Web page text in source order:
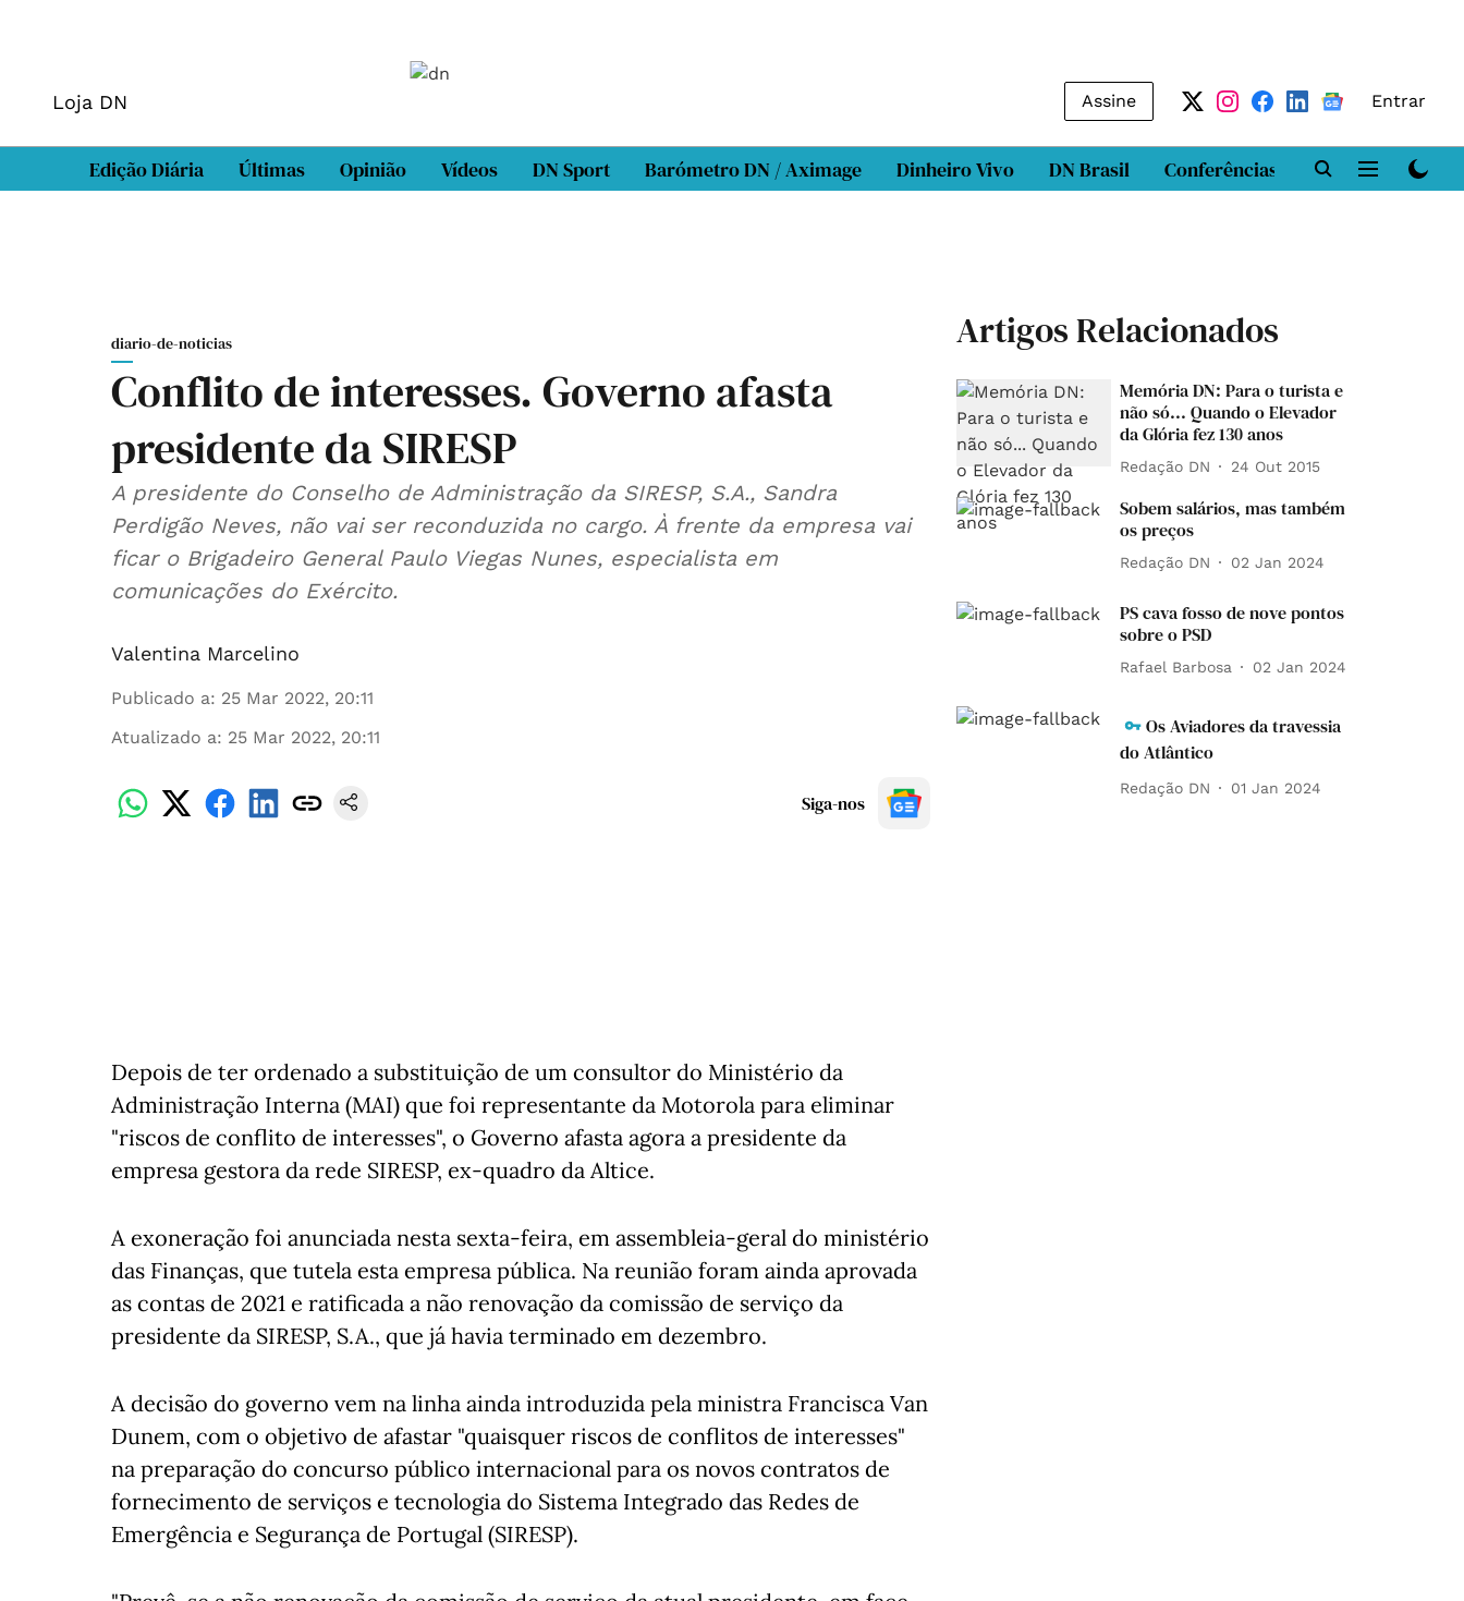
Loja DN Assine Entrar
Edição Diária Últimas Opinião Vídeos DN Sport Barómetro DN / Aximage Dinheiro Vivo DN Brasil Conferências DN LAB
diario-de-noticias
Conflito de interesses. Governo afasta
presidente da SIRESP
A presidente do Conselho de Administração da SIRESP, S.A., Sandra
Perdigão Neves, não vai ser reconduzida no cargo. À frente da empresa vai
ficar o Brigadeiro General Paulo Viegas Nunes, especialista em
comunicações do Exército.
Valentina Marcelino
Publicado a: 25 Mar 2022, 20:11
Atualizado a: 25 Mar 2022, 20:11
Siga-nos
Depois de ter ordenado a substituição de um consultor do Ministério da
Administração Interna (MAI) que foi representante da Motorola para eliminar
"riscos de conflito de interesses", o Governo afasta agora a presidente da
empresa gestora da rede SIRESP, ex-quadro da Altice.
A exoneração foi anunciada nesta sexta-feira, em assembleia-geral do ministério
das Finanças, que tutela esta empresa pública. Na reunião foram ainda aprovada
as contas de 2021 e ratificada a não renovação da comissão de serviço da
presidente da SIRESP, S.A., que já havia terminado em dezembro.
A decisão do governo vem na linha ainda introduzida pela ministra Francisca Van
Dunem, com o objetivo de afastar "quaisquer riscos de conflitos de interesses"
na preparação do concurso público internacional para os novos contratos de
fornecimento de serviços e tecnologia do Sistema Integrado das Redes de
Emergência e Segurança de Portugal (SIRESP).
Artigos Relacionados
Memória DN: Para o turista e
não só... Quando o Elevador
da Glória fez 130 anos
Redação DN 24 Out 2015
Sobem salários, mas também
os preços
Redação DN 02 Jan 2024
PS cava fosso de nove pontos
sobre o PSD
Rafael Barbosa 02 Jan 2024
Os Aviadores da travessia
do Atlântico
Redação DN 01 Jan 2024